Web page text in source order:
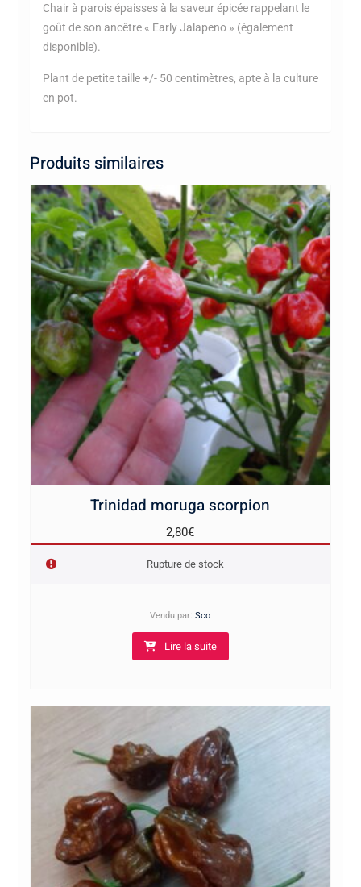
Chair à parois épaisses à la saveur épicée rappelant le
goût de son ancêtre « Early Jalapeno » (également
disponible).
Plant de petite taille +/- 50 centimètres, apte à la culture
en pot.
Produits similaires
Trinidad moruga scorpion
2,80€
Rupture de stock
Vendu par:Sco
Lire la suite